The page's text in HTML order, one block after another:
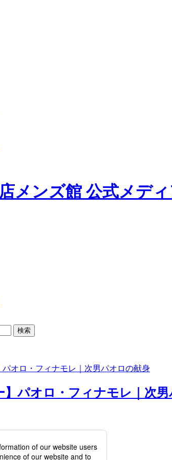
メンズ館 公式メデ
検索
パオロ・フィナモレ｜次男パオロの献身
】パオロ・フィナモレ｜次